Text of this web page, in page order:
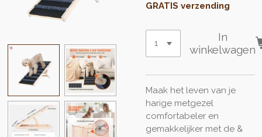
GRATIS verzending
In
winkelwagen
Maak het leven van je
harige metgezel
comfortabeler en
gemakkelijker met de &